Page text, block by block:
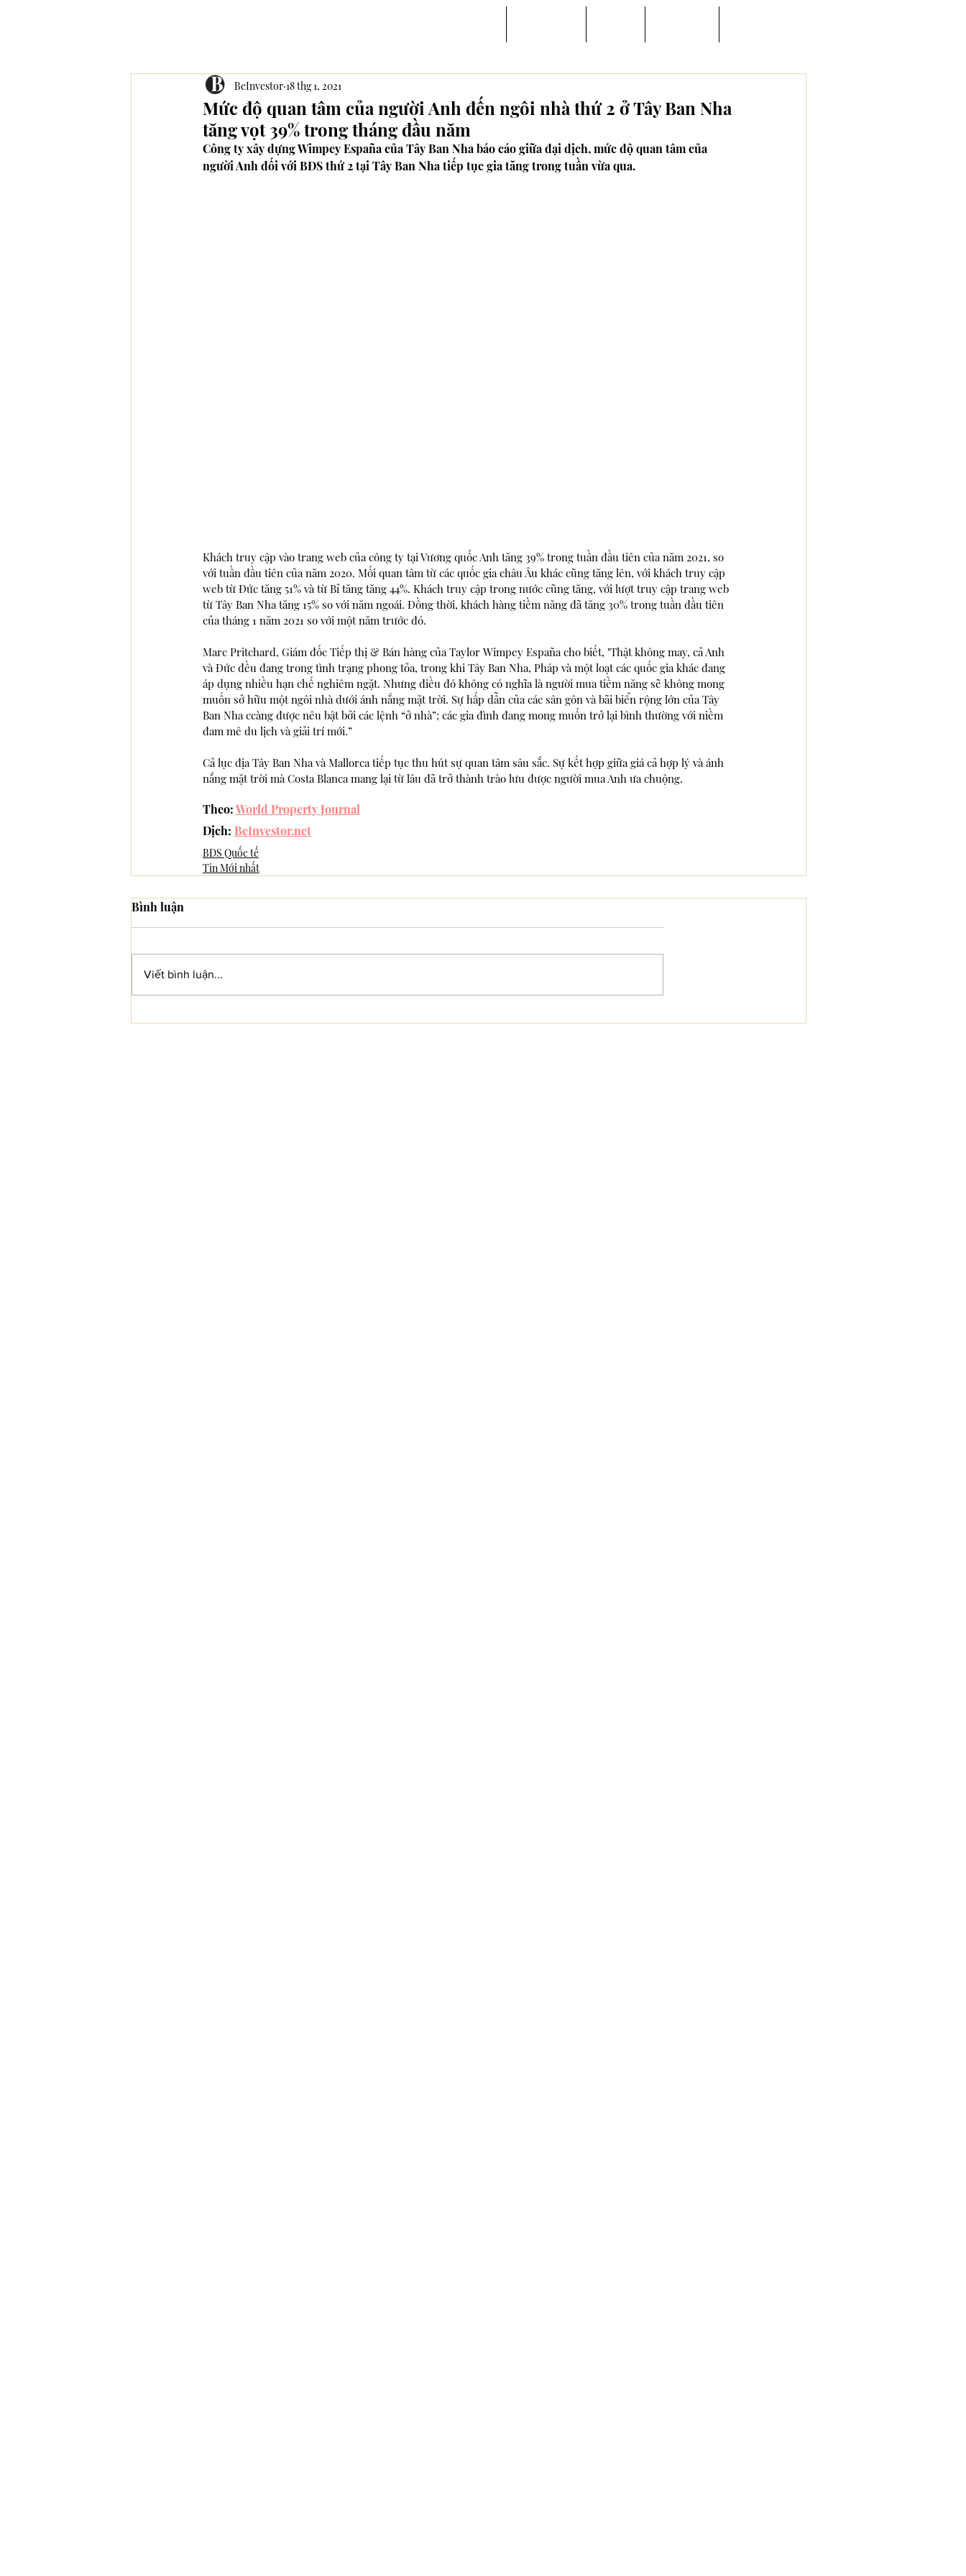
Mức độ quan tâm của người Anh đến ngôi nhà thứ 2 ở Tây Ban Nha
tăng vọt 39% trong tháng đầu năm
BeInvestor 18 thg 1, 2021
Công ty xây dựng Wimpey España của Tây Ban Nha báo cáo giữa đại dịch, mức độ quan tâm của
người Anh đối với BĐS thứ 2 tại Tây Ban Nha tiếp tục gia tăng trong tuần vừa qua.
Khách truy cập vào trang web của công ty tại Vương quốc Anh tăng 39% trong tuần đầu tiên của năm 2021, so
với tuần đầu tiên của năm 2020. Mối quan tâm từ các quốc gia châu Âu khác cũng tăng lên, với khách truy cập
web từ Đức tăng 51% và từ Bỉ tăng tăng 44%. Khách truy cập trong nước cũng tăng, với lượt truy cập trang web
từ Tây Ban Nha tăng 15% so với năm ngoái. Đồng thời, khách hàng tiềm năng đã tăng 30% trong tuần đầu tiên
của tháng 1 năm 2021 so với một năm trước đó.
Marc Pritchard, Giám đốc Tiếp thị & Bán hàng của Taylor Wimpey España cho biết, "Thật không may, cả Anh
và Đức đều đang trong tình trạng phong tỏa, trong khi Tây Ban Nha, Pháp và một loạt các quốc gia khác đang
áp dụng nhiều hạn chế nghiêm ngặt. Nhưng điều đó không có nghĩa là người mua tiềm năng sẽ không mong
muốn sở hữu một ngôi nhà dưới ánh nắng mặt trời. Sự hấp dẫn của các sân gôn và bãi biển rộng lớn của Tây
Ban Nha ccàng được nêu bật bởi các lệnh “ở nhà”; các gia đình đang mong muốn trở lại bình thường với niềm
đam mê du lịch và giải trí mới.”
Cả lục địa Tây Ban Nha và Mallorca tiếp tục thu hút sự quan tâm sâu sắc. Sự kết hợp giữa giá cả hợp lý và ánh
nắng mặt trời mà Costa Blanca mang lại từ lâu đã trở thành trào lưu được người mua Anh ưa chuộng.
Theo: World Property Journal
Dịch: BeInvestor.net
BĐS Quốc tế
Tin Mới nhất
Bình luận
Viết bình luận...